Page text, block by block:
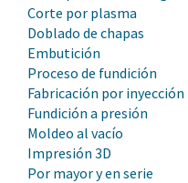
Corte por plasma
Doblado de chapas
Embutición
Proceso de fundición
Fabricación por inyección
Fundición a presión
Moldeo al vacío
Impresión 3D
Por mayor y en serie